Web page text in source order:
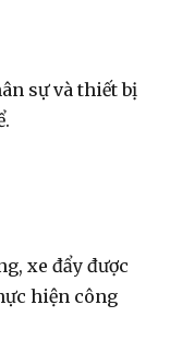
sự và thiết bị
xe đẩy được
hiện công